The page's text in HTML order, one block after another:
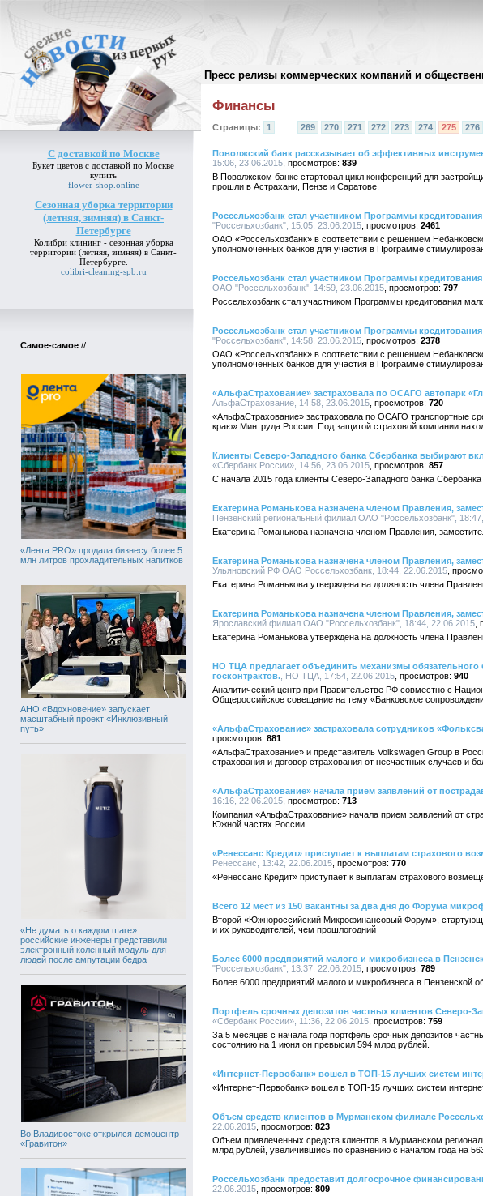
Пресс релизы коммерческих компаний и
С доставкой по Москве
Букет цветов с доставкой по Москве
купить
flower-shop.online
Сезонная уборка территории
(летняя, зимняя) в Санкт-
Петербурге
Колибри клининг - сезонная уборка
территории (летняя, зимняя) в Санкт-
Петербурге.
colibri-cleaning-spb.ru
Самое-самое //
«Лента PRO» продала бизнесу более 5
млн литров прохладительных напитков
АНО «Вдохновение» запускает
масштабный проект «Инклюзивный
путь»
«Не думать о каждом шаге»:
российские инженеры представили
электронный коленный модуль для
людей после ампутации бедра
Во Владивостоке открылся демоцентр
«Гравитон»
Архив пресс-релизов//
Финансы
Страницы: 1 269 270 271 272 273 274 275 276
Поволжский банк рассказывает об эффективных
15:06, 23.06.2015
839
В Поволжском банке стартовал цикл конференций для
прошли в Астрахани, Пензе и Саратове.
Россельхозбанк стал участником Программы
"Россельхозбанк", 15:05, 23.06.2015
2461
ОАО «Россельхозбанк» в соответствии с решением
уполномоченных банков для участия в Программе
Россельхозбанк стал участником Программы
ОАО "Россельхозбанк", 14:59, 23.06.2015
797
Россельхозбанк стал участником Программы кредитования
Россельхозбанк стал участником Программы
"Россельхозбанк", 14:58, 23.06.2015
2378
ОАО «Россельхозбанк» в соответствии с решением
уполномоченных банков для участия в Программе
«АльфаСтрахование» застраховала по ОСАГО автопарк
АльфаСтрахование, 14:58, 23.06.2015
720
«АльфаСтрахование» застраховала по ОСАГО транспортные
краю» Минтруда России. Под защитой страховой компании
Клиенты Северо-Западного банка Сбербанка выбирают
«Сбербанк России», 14:56, 23.06.2015
857
С начала 2015 года клиенты Северо-Западного банка
Екатерина Романькова назначена членом Правления,
Пензенский региональный филиал ОАО "Россельхозбанк",
Екатерина Романькова назначена членом Правления,
Екатерина Романькова назначена членом Правления,
Ульяновский РФ ОАО Россельхозбанк, 18:44, 22.06.2015
Екатерина Романькова утверждена на должность члена
Екатерина Романькова назначена членом Правления,
Ярославский филиал ОАО "Россельхозбанк", 18:44, 22.06.2015
Екатерина Романькова утверждена на должность члена
НО ТЦА предлагает объединить механизмы обязательного
госконтрактов. , НО ТЦА, 17:54, 22.06.2015
940
Аналитический центр при Правительстве РФ совместно с
Общероссийское совещание на тему «Банковское
«АльфаСтрахование» застраховала сотрудников
881
«АльфаСтрахование» и представитель Volkswagen Group в
страхования и договор страхования от несчастных случаев и
«АльфаСтрахование» начала прием заявлений от
16:16, 22.06.2015
713
Компания «АльфаСтрахование» начала прием заявлений от
Южной частях России.
«Ренессанс Кредит» приступает к выплатам страхового
Ренессанс, 13:42, 22.06.2015
770
«Ренессанс Кредит» приступает к выплатам страхового
Всего 12 мест из 150 вакантны за два дня до Форума
Второй «Южнороссийский Микрофинансовый Форум»,
и их руководителей, чем прошлогодний
Более 6000 предприятий малого и микробизнеса в
"Россельхозбанк", 13:37, 22.06.2015
789
Более 6000 предприятий малого и микробизнеса в Пензенской
Портфель срочных депозитов частных клиентов Северо-
«Сбербанк России», 11:36, 22.06.2015
759
За 5 месяцев с начала года портфель срочных депозитов
состоянию на 1 июня он превысил 594 млрд рублей.
«Интернет-Первобанк» вошел в ТОП-15 лучших систем
«Интернет-Первобанк» вошел в ТОП-15 лучших систем
Объем средств клиентов в Мурманском филиале
22.06.2015
823
Объем привлеченных средств клиентов в Мурманском
млрд рублей, увеличившись по сравнению с началом года на
Россельхозбанк предоставит долгосрочное
22.06.2015
809